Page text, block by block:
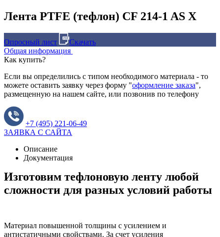
Лента PTFE (тефлон) CF 214-1 AS X
Опросный лист
Скачать
Общая информация
Как купить?
Если вы определились с типом необходимого материала - то
можете оставить заявку через форму "оформление заказа",
размещенную на нашем сайте, или позвонив по телефону
+7 (495) 221-06-49
ЗАЯВКА С САЙТА
Описание
Документация
Изготовим тефлоновую ленту любой
сложности для разных условий работы
Материал повышенной толщины с усилением и
антистатичными свойствами. За счет усиления